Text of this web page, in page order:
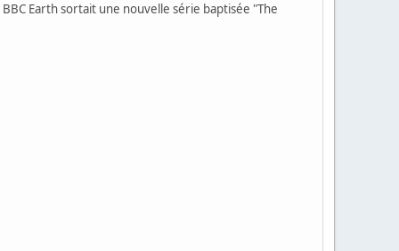
Earth sortait une nouvelle série baptisée "The